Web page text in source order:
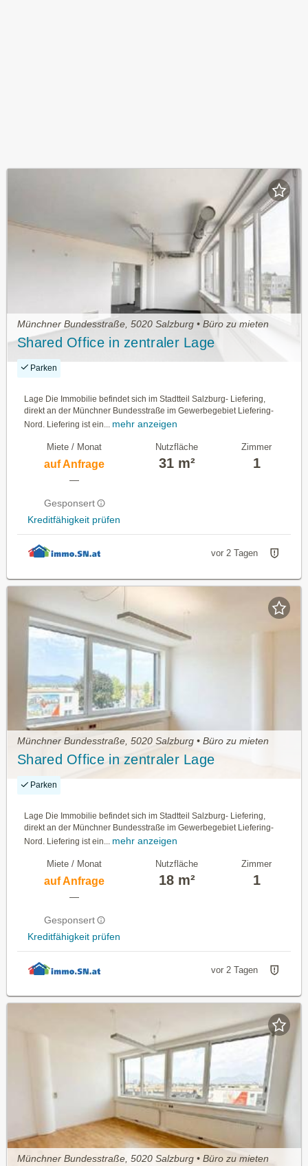
Münchner Bundesstraße, 5020 Salzburg • Büro zu mieten
Shared Office in zentraler Lage
Parken
Lage Die Immobilie befindet sich im Stadtteil Salzburg- Liefering,
direkt an der Münchner Bundesstraße im Gewerbegebiet Liefering-
Nord. Liefering ist ein...
mehr anzeigen
Miete / Monat
auf Anfrage
—
Gesponsert
Kreditfähigkeit prüfen
Nutzfläche
31 m²
Zimmer
1
vor 2 Tagen
Münchner Bundesstraße, 5020 Salzburg • Büro zu mieten
Shared Office in zentraler Lage
Parken
Lage Die Immobilie befindet sich im Stadtteil Salzburg- Liefering,
direkt an der Münchner Bundesstraße im Gewerbegebiet Liefering-
Nord. Liefering ist ein... mehr anzeigen
Miete / Monat
auf Anfrage
—
Gesponsert
Kreditfähigkeit prüfen
Nutzfläche
18 m²
Zimmer
1
vor 2 Tagen
Münchner Bundesstraße, 5020 Salzburg • Büro zu mieten